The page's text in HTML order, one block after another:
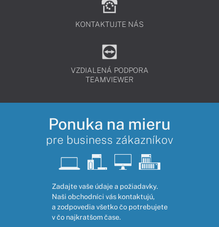
KONTAKTUJTE NÁS
VZDIALENÁ PODPORA
TEAMVIEWER
Ponuka na mieru
pre business zákazníkov
Zadajte vaše údaje a požiadavky.
Naši obchodníci vás kontaktujú,
a zodpovedia všetko čo potrebujete
v čo najkratšom čase.